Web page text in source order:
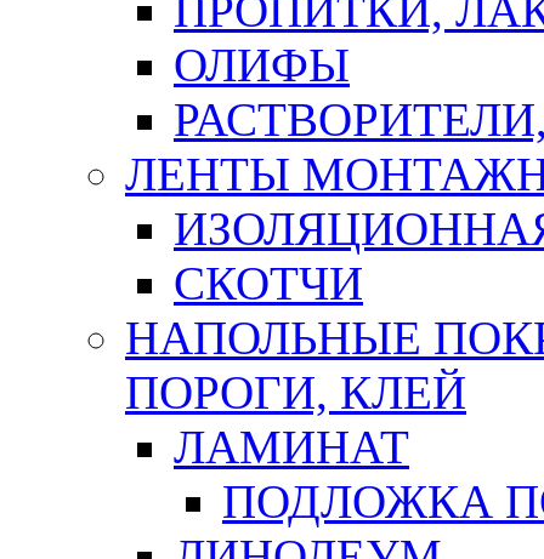
ПРОПИТКИ,
ОЛИФЫ
ЛЕНТЫ
СКОТЧИ
НАПОЛЬНЫЕ
ПОРОГИ, КЛЕЙ
ЛАМИНАТ
ПОДЛОЖКА